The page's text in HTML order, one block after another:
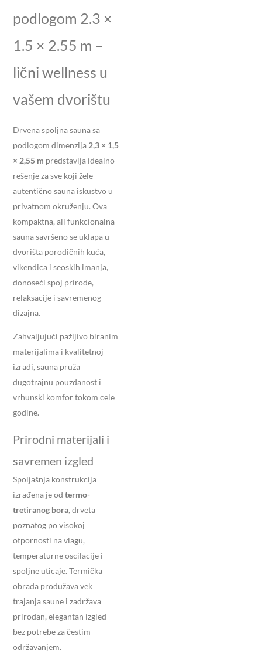
podlogom 2.3 ×
1.5 × 2.55 m –
lični wellness u
vašem dvorištu
Drvena spoljna sauna sa
podlogom dimenzija 2,3 × 1,5
× 2,55 m predstavlja idealno
rešenje za sve koji žele
autentično sauna iskustvo u
privatnom okruženju. Ova
kompaktna, ali funkcionalna
sauna savršeno se uklapa u
dvorišta porodičnih kuća,
vikendica i seoskih imanja,
donoseći spoj prirode,
relaksacije i savremenog
dizajna.
Zahvaljujući pažljivo biranim
materijalima i kvalitetnoj
izradi, sauna pruža
dugotrajnu pouzdanost i
vrhunski komfor tokom cele
godine.
Prirodni materijali i
savremen izgled
Spoljašnja konstrukcija
izrađena je od termo-
tretiranog bora, drveta
poznatog po visokoj
otpornosti na vlagu,
temperaturne oscilacije i
spoljne uticaje. Termička
obrada produžava vek
trajanja saune i zadržava
prirodan, elegantan izgled
bez potrebe za čestim
održavanjem.